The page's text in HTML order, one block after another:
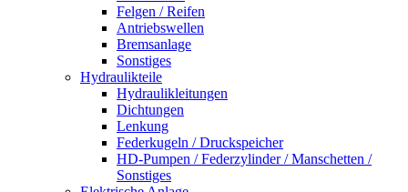
Felgen / Reifen
Antriebswellen
Bremsanlage
Sonstiges
Hydraulikteile
Hydraulikleitungen
Dichtungen
Lenkung
Federkugeln / Druckspeicher
HD-Pumpen / Federzylinder / Manschetten /
Sonstiges